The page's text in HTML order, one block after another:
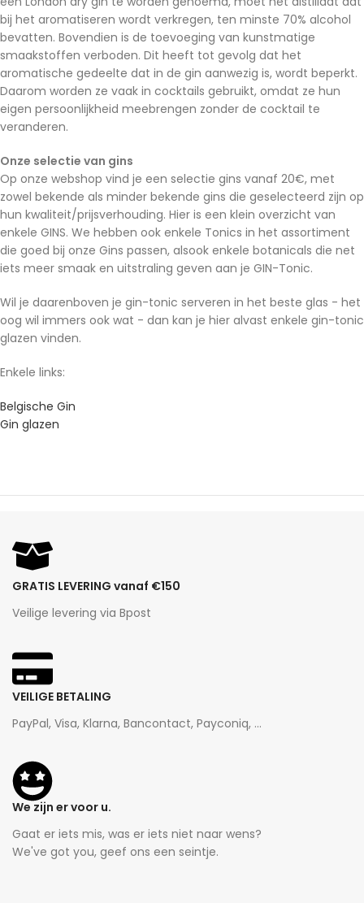
bij het aromatiseren wordt verkregen, ten minste 70% alcohol
bevatten. Bovendien is de toevoeging van kunstmatige
smaakstoffen verboden. Dit heeft tot gevolg dat het
aromatische gedeelte dat in de gin aanwezig is, wordt beperkt.
Daarom worden ze vaak in cocktails gebruikt, omdat ze hun
eigen persoonlijkheid meebrengen zonder de cocktail te
veranderen.
Onze selectie van gins
Op onze webshop vind je een selectie gins vanaf 20€, met
zowel bekende als minder bekende gins die geselecteerd zijn op
hun kwaliteit/prijsverhouding. Hier is een klein overzicht van
enkele GINS. We hebben ook enkele Tonics in het assortiment
die goed bij onze Gins passen, alsook enkele botanicals die net
iets meer smaak en uitstraling geven aan je GIN-Tonic.
Wil je daarenboven je gin-tonic serveren in het beste glas - het
oog wil immers ook wat - dan kan je hier alvast enkele gin-tonic
glazen vinden.
Enkele links:
Belgische Gin
Gin glazen
GRATIS LEVERING vanaf €150
Veilige levering via Bpost
VEILIGE BETALING
PayPal, Visa, Klarna, Bancontact, Payconiq, ...
We zijn er voor u.
Gaat er iets mis, was er iets niet naar wens?
We've got you, geef ons een seintje.